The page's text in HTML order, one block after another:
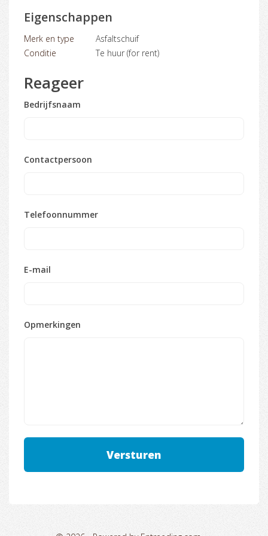
Eigenschappen
Merk en type
Asfaltschuif
Conditie
Te huur (for rent)
Reageer
Bedrijfsnaam
Contactpersoon
Telefoonnummer
E-mail
Opmerkingen